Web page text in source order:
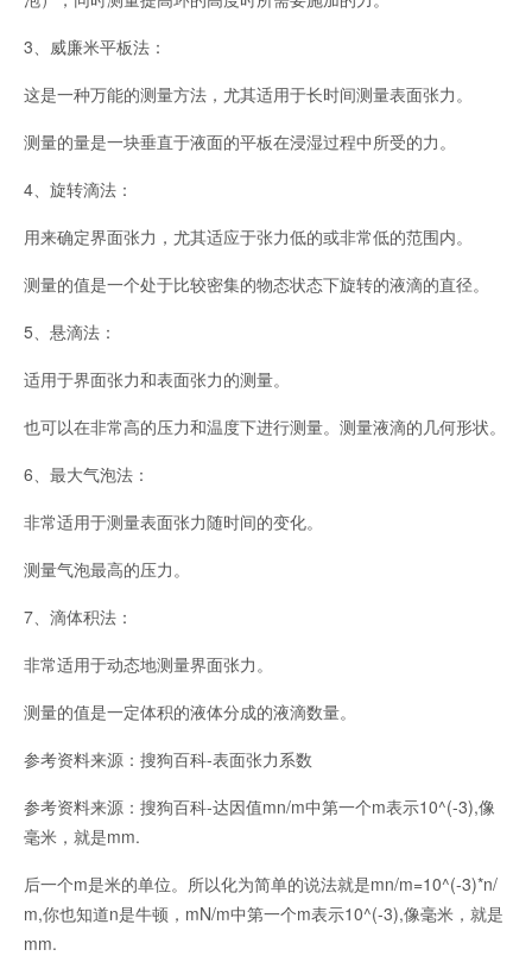
3、威廉米平板法：
这是一种万能的测量方法，尤其适用于长时间测量表面张力。
测量的量是一块垂直于液面的平板在浸湿过程中所受的力。
4、旋转滴法：
用来确定界面张力，尤其适应于张力低的或非常低的范围内。
测量的值是一个处于比较密集的物态状态下旋转的液滴的直径。
5、悬滴法：
适用于界面张力和表面张力的测量。
也可以在非常高的压力和温度下进行测量。测量液滴的几何形状。
6、最大气泡法：
非常适用于测量表面张力随时间的变化。
测量气泡最高的压力。
7、滴体积法：
非常适用于动态地测量界面张力。
测量的值是一定体积的液体分成的液滴数量。
参考资料来源：搜狗百科-表面张力系数
参考资料来源：搜狗百科-达因值mn/m中第一个m表示10^(-3),像
毫米，就是mm.
后一个m是米的单位。所以化为简单的说法就是mn/m=10^(-3)*n/
m,你也知道n是牛顿，mN/m中第一个m表示10^(-3),像毫米，就是
mm.